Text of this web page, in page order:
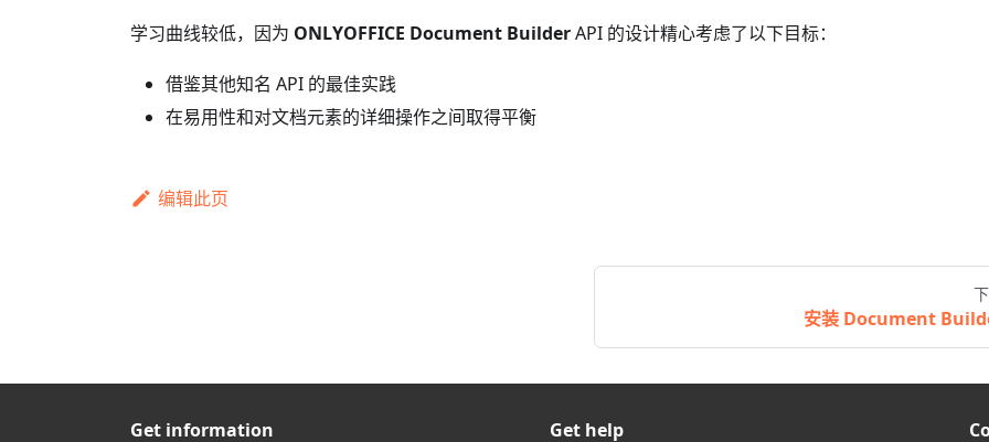
学习曲线较低，因为 ONLYOFFICE Document BuilderAPI 的设计精心考虑了以下目标：
借鉴其他知名 API 的最佳实践
在易用性和对文档元素的详细操作之间取得平衡
编辑此页
安装 Document
Get information Get help